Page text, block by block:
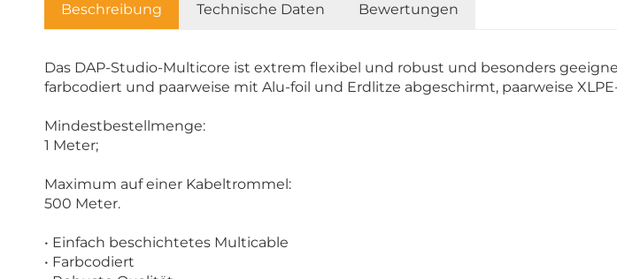
Beschreibung Technische Daten Bewertungen
Das DAP-Studio-Multicore ist extrem flexibel und robust und besonders
farbcodiert und paarweise mit Alu-foil und Erdlitze abgeschirmt, paarweise
Mindestbestellmenge:
1 Meter;
Maximum auf einer Kabeltrommel:
500 Meter.
• Einfach beschichtetes Multicable
• Farbcodiert